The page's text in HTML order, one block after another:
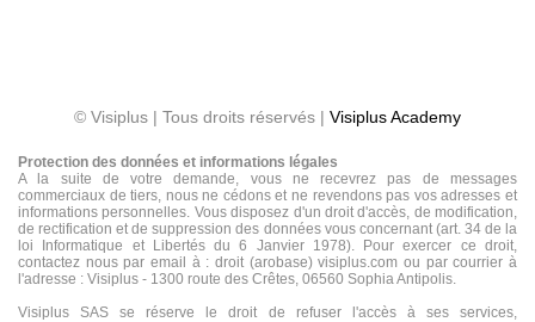
© Visiplus | Tous droits réservés | Visiplus Academy
Protection des données et informations légales
A la suite de votre demande, vous ne recevrez pas de messages
commerciaux de tiers, nous ne cédons et ne revendons pas vos adresses et
informations personnelles. Vous disposez d'un droit d'accès, de modification,
de rectification et de suppression des données vous concernant (art. 34 de la
loi Informatique et Libertés du 6 Janvier 1978). Pour exercer ce droit,
contactez nous par email à : droit (arobase) visiplus.com ou par courrier à
l'adresse : Visiplus - 1300 route des Crêtes, 06560 Sophia Antipolis.
Visiplus SAS se réserve le droit de refuser l'accès à ses services,